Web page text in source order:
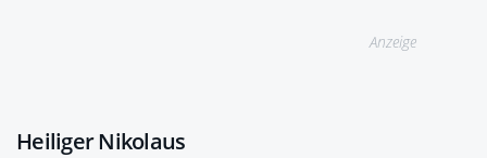
Anzeige
Heiliger Nikolaus